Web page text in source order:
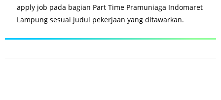
apply job pada bagian Part Time Pramuniaga Indomaret
Lampung sesuai judul pekerjaan yang ditawarkan.